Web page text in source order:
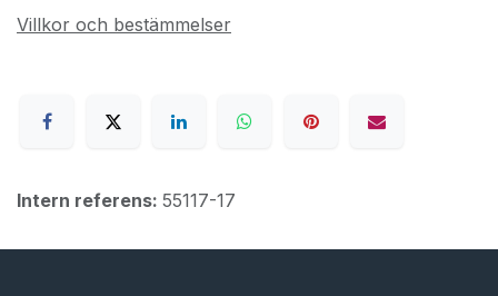
Villkor och bestämmelser
Intern referens: 55117-17